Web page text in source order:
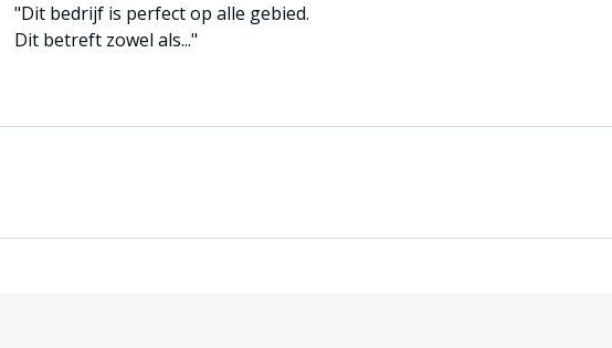
"Dit bedrijf is perfect op alle gebied.
Dit betreft zowel als..."